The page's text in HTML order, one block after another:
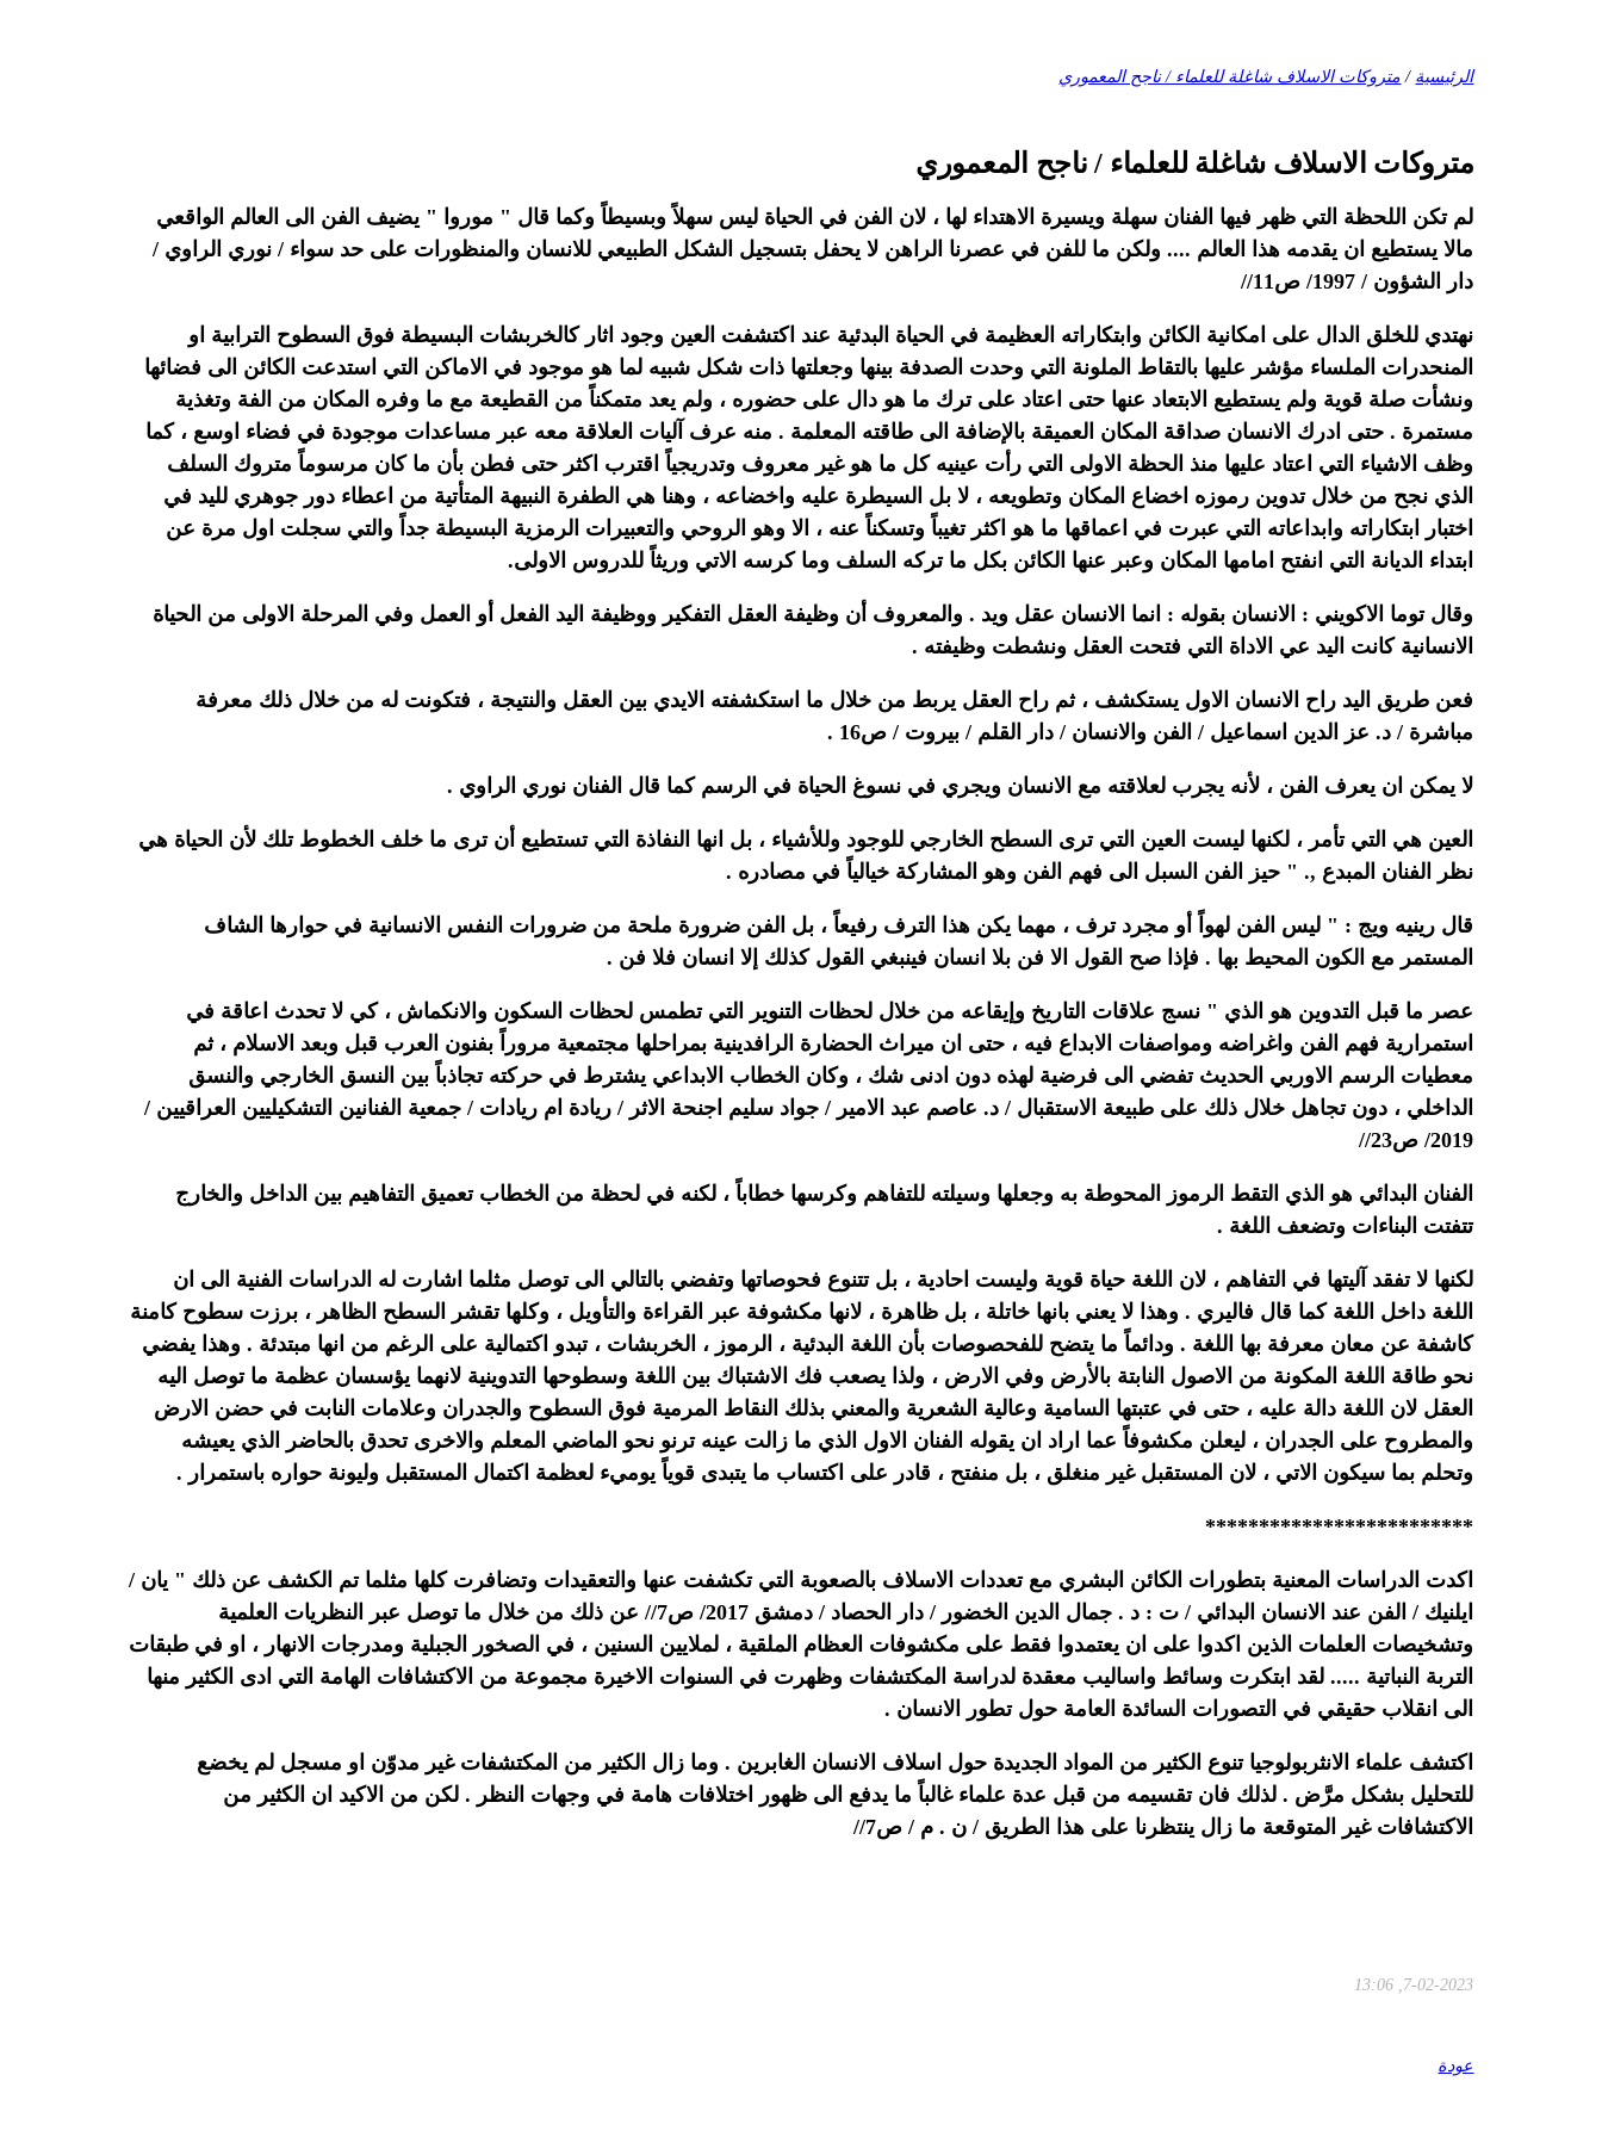
الرئيسية / متروكات الاسلاف شاغلة للعلماء / ناجح المعموري
متروكات الاسلاف شاغلة للعلماء / ناجح المعموري
لم تكن اللحظة التي ظهر فيها الفنان سهلة ويسيرة الاهتداء لها ، لان الفن في الحياة ليس سهلاً وبسيطاً وكما قال " موروا " يضيف الفن الى العالم الواقعي
مالا يستطيع ان يقدمه هذا العالم .... ولكن ما للفن في عصرنا الراهن لا يحفل بتسجيل الشكل الطبيعي للانسان والمنظورات على حد سواء / نوري الراوي /
دار الشؤون / 1997/ ص11//
نهتدي للخلق الدال على امكانية الكائن وابتكاراته العظيمة في الحياة البدئية عند اكتشفت العين وجود اثار كالخربشات البسيطة فوق السطوح الترابية او
المنحدرات الملساء مؤشر عليها بالتقاط الملونة التي وحدت الصدفة بينها وجعلتها ذات شكل شبيه لما هو موجود في الاماكن التي استدعت الكائن الى فضائها
ونشأت صلة قوية ولم يستطيع الابتعاد عنها حتى اعتاد على ترك ما هو دال على حضوره ، ولم يعد متمكناً من القطيعة مع ما وفره المكان من الفة وتغذية
مستمرة . حتى ادرك الانسان صداقة المكان العميقة بالإضافة الى طاقته المعلمة . منه عرف آليات العلاقة معه عبر مساعدات موجودة في فضاء اوسع ، كما
وظف الاشياء التي اعتاد عليها منذ الحظة الاولى التي رأت عينيه كل ما هو غير معروف وتدريجياً اقترب اكثر حتى فطن بأن ما كان مرسوماً متروك السلف
الذي نجح من خلال تدوين رموزه اخضاع المكان وتطويعه ، لا بل السيطرة عليه واخضاعه ، وهنا هي الطفرة النبيهة المتأتية من اعطاء دور جوهري لليد في
اختبار ابتكاراته وابداعاته التي عبرت في اعماقها ما هو اكثر تغيباً وتسكناً عنه ، الا وهو الروحي والتعبيرات الرمزية البسيطة جداً والتي سجلت اول مرة عن
ابتداء الديانة التي انفتح امامها المكان وعبر عنها الكائن بكل ما تركه السلف وما كرسه الاتي وريثاً للدروس الاولى.
وقال توما الاكويني : الانسان بقوله : انما الانسان عقل ويد . والمعروف أن وظيفة العقل التفكير ووظيفة اليد الفعل أو العمل وفي المرحلة الاولى من الحياة
الانسانية كانت اليد عي الاداة التي فتحت العقل ونشطت وظيفته .
فعن طريق اليد راح الانسان الاول يستكشف ، ثم راح العقل يربط من خلال ما استكشفته الايدي بين العقل والنتيجة ، فتكونت له من خلال ذلك معرفة
مباشرة / د. عز الدين اسماعيل / الفن والانسان / دار القلم / بيروت / ص16 .
لا يمكن ان يعرف الفن ، لأنه يجرب لعلاقته مع الانسان ويجري في نسوغ الحياة في الرسم كما قال الفنان نوري الراوي .
العين هي التي تأمر ، لكنها ليست العين التي ترى السطح الخارجي للوجود وللأشياء ، بل انها النفاذة التي تستطيع أن ترى ما خلف الخطوط تلك لأن الحياة هي
نظر الفنان المبدع ,. " حيز الفن السبل الى فهم الفن وهو المشاركة خيالياً في مصادره .
قال رينيه ويج : " ليس الفن لهواً أو مجرد ترف ، مهما يكن هذا الترف رفيعاً ، بل الفن ضرورة ملحة من ضرورات النفس الانسانية في حوارها الشاف
المستمر مع الكون المحيط بها . فإذا صح القول الا فن بلا انسان فينبغي القول كذلك إلا انسان فلا فن .
عصر ما قبل التدوين هو الذي " نسج علاقات التاريخ وإيقاعه من خلال لحظات التنوير التي تطمس لحظات السكون والانكماش ، كي لا تحدث اعاقة في
استمرارية فهم الفن واغراضه ومواصفات الابداع فيه ، حتى ان ميراث الحضارة الرافدينية بمراحلها مجتمعية مروراً بفنون العرب قبل وبعد الاسلام ، ثم
معطيات الرسم الاوربي الحديث تفضي الى فرضية لهذه دون ادنى شك ، وكان الخطاب الابداعي يشترط في حركته تجاذباً بين النسق الخارجي والنسق
الداخلي ، دون تجاهل خلال ذلك على طبيعة الاستقبال / د. عاصم عبد الامير / جواد سليم اجنحة الاثر / ريادة ام ريادات / جمعية الفنانين التشكيليين العراقيين /
2019/ ص23//
الفنان البدائي هو الذي التقط الرموز المحوطة به وجعلها وسيلته للتفاهم وكرسها خطاباً ، لكنه في لحظة من الخطاب تعميق التفاهيم بين الداخل والخارج
تتفتت البناءات وتضعف اللغة .
لكنها لا تفقد آليتها في التفاهم ، لان اللغة حياة قوية وليست احادية ، بل تتنوع فحوصاتها وتفضي بالتالي الى توصل مثلما اشارت له الدراسات الفنية الى ان
اللغة داخل اللغة كما قال فاليري . وهذا لا يعني بانها خاتلة ، بل ظاهرة ، لانها مكشوفة عبر القراءة والتأويل ، وكلها تقشر السطح الظاهر ، برزت سطوح كامنة
كاشفة عن معان معرفة بها اللغة . ودائماً ما يتضح للفحصوصات بأن اللغة البدئية ، الرموز ، الخربشات ، تبدو اكتمالية على الرغم من انها مبتدئة . وهذا يفضي
نحو طاقة اللغة المكونة من الاصول النابتة بالأرض وفي الارض ، ولذا يصعب فك الاشتباك بين اللغة وسطوحها التدوينية لانهما يؤسسان عظمة ما توصل اليه
العقل لان اللغة دالة عليه ، حتى في عتبتها السامية وعالية الشعرية والمعني بذلك النقاط المرمية فوق السطوح والجدران وعلامات النابت في حضن الارض
والمطروح على الجدران ، ليعلن مكشوفاً عما اراد ان يقوله الفنان الاول الذي ما زالت عينه ترنو نحو الماضي المعلم والاخرى تحدق بالحاضر الذي يعيشه
وتحلم بما سيكون الاتي ، لان المستقبل غير منغلق ، بل منفتح ، قادر على اكتساب ما يتبدى قوياً يوميء لعظمة اكتمال المستقبل وليونة حواره باستمرار .
*************************
اكدت الدراسات المعنية بتطورات الكائن البشري مع تعددات الاسلاف بالصعوبة التي تكشفت عنها والتعقيدات وتضافرت كلها مثلما تم الكشف عن ذلك " يان /
ايلنيك / الفن عند الانسان البدائي / ت : د . جمال الدين الخضور / دار الحصاد / دمشق 2017/ ص7// عن ذلك من خلال ما توصل عبر النظريات العلمية
وتشخيصات العلمات الذين اكدوا على ان يعتمدوا فقط على مكشوفات العظام الملقية ، لملايين السنين ، في الصخور الجبلية ومدرجات الانهار ، او في طبقات
التربة النباتية ..... لقد ابتكرت وسائط واساليب معقدة لدراسة المكتشفات وظهرت في السنوات الاخيرة مجموعة من الاكتشافات الهامة التي ادى الكثير منها
الى انقلاب حقيقي في التصورات السائدة العامة حول تطور الانسان .
اكتشف علماء الانثربولوجيا تنوع الكثير من المواد الجديدة حول اسلاف الانسان الغابرين . وما زال الكثير من المكتشفات غير مدوّن او مسجل لم يخضع
للتحليل بشكل مرَّض . لذلك فان تقسيمه من قبل عدة علماء غالباً ما يدفع الى ظهور اختلافات هامة في وجهات النظر . لكن من الاكيد ان الكثير من
الاكتشافات غير المتوقعة ما زال ينتظرنا على هذا الطريق / ن . م / ص7//
7-02-2023, 13:06
عودة